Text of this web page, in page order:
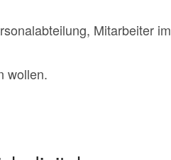
Mitarbeiter im
wollen.